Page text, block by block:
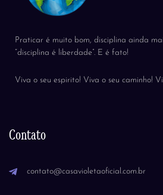
Praticar é muito bom, disciplina ainda
“disciplina é liberdade”. E é fato!
Viva o seu espirito! Viva o seu caminho!
Contato
contato@casavioletaoficial.com.br